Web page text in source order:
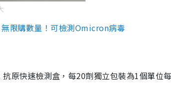
限購數量！可檢測Omicron病毒
原快速檢測盒，每20劑獨立包裝為1個單位